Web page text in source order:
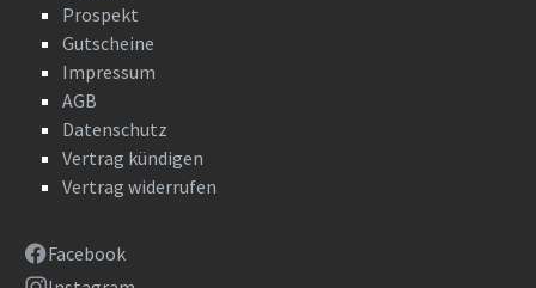
Prospekt
Gutscheine
Impressum
AGB
Datenschutz
Vertrag kündigen
Vertrag widerrufen
Facebook